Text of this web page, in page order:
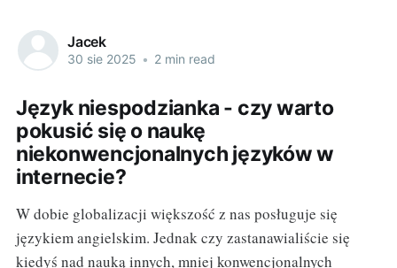
Jacek
30 sie 2025 • 2 min read
Język niespodzianka - czy warto
pokusić się o naukę
niekonwencjonalnych języków w
internecie?
W dobie globalizacji większość z nas posługuje się
językiem angielskim. Jednak czy zastanawialiście się
kiedyś nad nauką innych, mniej konwencjonalnych